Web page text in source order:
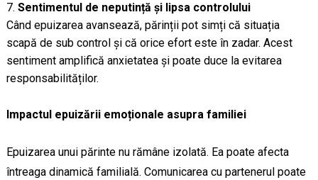
Sentimentul de neputință și lipsa controlului
Când epuizarea avansează, părinții pot simți că situația
scapă de sub control și că orice efort este în zadar. Acest
sentiment amplifică anxietatea și poate duce la evitarea
responsabilităților.
Impactul epuizării emoționale asupra familiei
Epuizarea unui părinte nu rămâne izolată. Ea poate afecta
întreaga dinamică familială. Comunicarea cu partenerul poate